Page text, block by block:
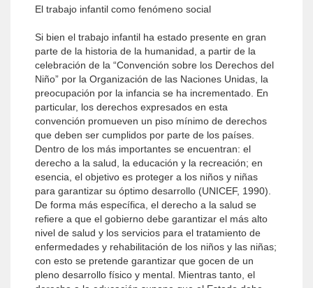
El trabajo infantil como fenómeno social
Si bien el trabajo infantil ha estado presente en gran
parte de la historia de la humanidad, a partir de la
celebración de la “Convención sobre los Derechos del
Niño” por la Organización de las Naciones Unidas, la
preocupación por la infancia se ha incrementado. En
particular, los derechos expresados en esta
convención promueven un piso mínimo de derechos
que deben ser cumplidos por parte de los países.
Dentro de los más importantes se encuentran: el
derecho a la salud, la educación y la recreación; en
esencia, el objetivo es proteger a los niños y niñas
para garantizar su óptimo desarrollo (UNICEF, 1990).
De forma más específica, el derecho a la salud se
refiere a que el gobierno debe garantizar el más alto
nivel de salud y los servicios para el tratamiento de
enfermedades y rehabilitación de los niños y las niñas;
con esto se pretende garantizar que gocen de un
pleno desarrollo físico y mental. Mientras tanto, el